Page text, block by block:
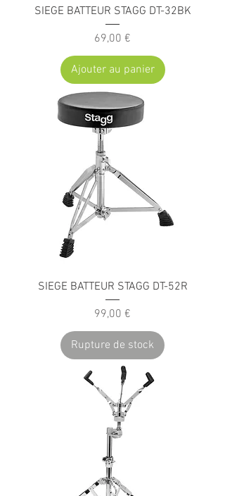
SIEGE BATTEUR STAGG DT-32BK
Prix
69,00 €
Ajouter au panier
SIEGE BATTEUR STAGG DT-52R
Prix
99,00 €
Rupture de stock